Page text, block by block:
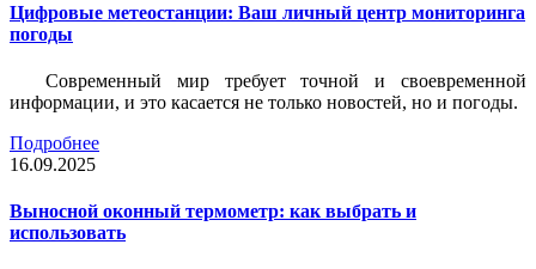
Цифровые метеостанции: Ваш личный центр мониторинга
погоды
Современный мир требует точной и своевременной
информации, и это касается не только новостей, но и погоды.
Подробнее
16.09.2025
Выносной оконный термометр: как выбрать и
использовать